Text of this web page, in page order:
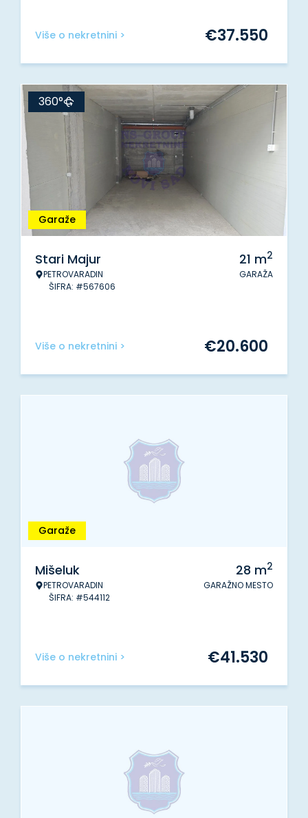
Više o nekretnini > €37.550
Garaže
360°
Stari Majur
PETROVARADIN
ŠIFRA: #567606
21 m2
GARAŽA
Više o nekretnini > €20.600
Garaže
Mišeluk
PETROVARADIN
ŠIFRA: #544112
28 m2
GARAŽNO MESTO
Više o nekretnini > €41.530